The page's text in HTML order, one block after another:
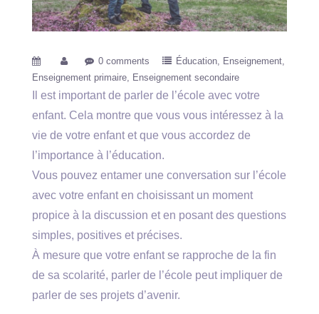
0 comments Éducation
Enseignement
Enseignement primaire
Enseignement secondaire
Il est important de parler de l’école avec votre
enfant. Cela montre que vous vous intéressez à la
vie de votre enfant et que vous accordez de
l’importance à l’éducation.
Vous pouvez entamer une conversation sur l’école
avec votre enfant en choisissant un moment
propice à la discussion et en posant des questions
simples, positives et précises.
À mesure que votre enfant se rapproche de la fin
de sa scolarité, parler de l’école peut impliquer de
parler de ses projets d’avenir.